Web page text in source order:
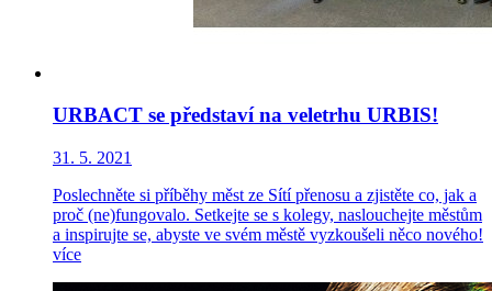
URBACT se představí na veletrhu URBIS!
31. 5. 2021
Poslechněte si příběhy měst ze Sítí přenosu a zjistěte co, jak a
proč (ne)fungovalo. Setkejte se s kolegy, naslouchejte městům
a inspirujte se, abyste ve svém městě vyzkoušeli něco nového!
více